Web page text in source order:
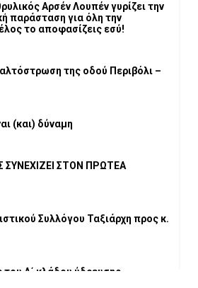
Αρσέν Λουπέν γυρίζει την
παράσταση για όλη την
το τέλος το αποφασίζεις εσύ!
της οδού Περιβόλι –
(και) δύναμη
ΣΥΝΕΧΙΖΕΙ ΣΤΟΝ ΠΡΩΤΕΑ
Συλλόγου Ταξιάρχη προς κ.
του Α΄ κλάδου ύδρευσης